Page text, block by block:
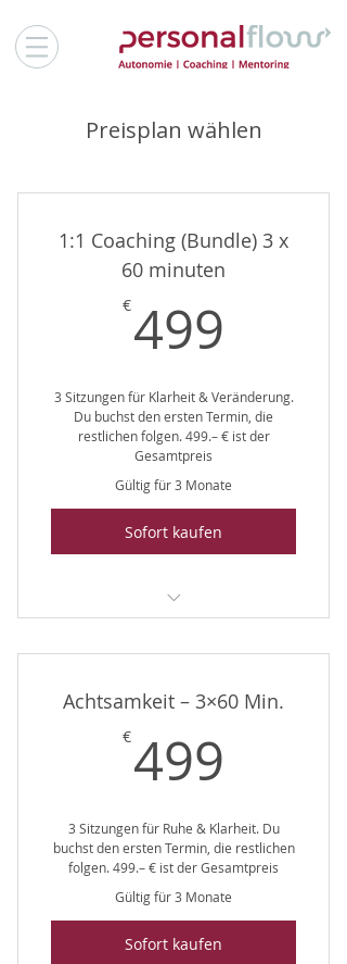
Preisplan wählen
1:1 Coaching (Bundle) 3 x
60 minuten
€499
3 Sitzungen für Klarheit & Veränderung.
Du buchst den ersten Termin, die
restlichen folgen. 499.– € ist der
Gesamtpreis
Gültig für 3 Monate
Sofort kaufen
CHF 450
Achtsamkeit – 3×60 Min.
€499
3 Sitzungen für Ruhe & Klarheit. Du
buchst den ersten Termin, die restlichen
folgen. 499.– € ist der Gesamtpreis
Gültig für 3 Monate
Sofort kaufen